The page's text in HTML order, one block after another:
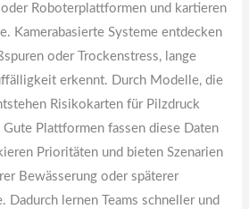
oder Roboterplattformen und kartieren
Kamerabasierte Systeme entdecken
oder Trockenstress, lange
erkennt. Durch Modelle, die
Risikokarten für Pilzdruck
Plattformen fassen diese Daten
Prioritäten und bieten Szenarien
Bewässerung oder späterer
Dadurch lernen Teams schneller und